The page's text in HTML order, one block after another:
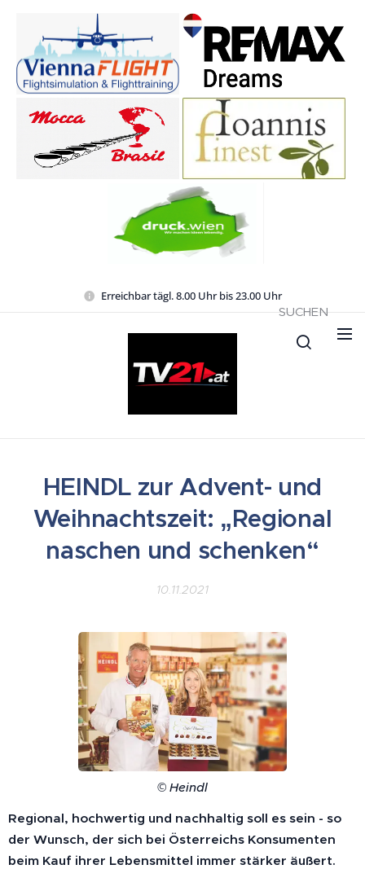
Erreichbar tägl. 8.00 Uhr bis 23.00 Uhr
SUCHEN
HEINDL zur Advent- und
Weihnachtszeit: „Regional
naschen und schenken“
10.11.2021
© Heindl
Regional, hochwertig und nachhaltig soll es sein - so
der Wunsch, der sich bei Österreichs Konsumenten
beim Kauf ihrer Lebensmittel immer stärker äußert.